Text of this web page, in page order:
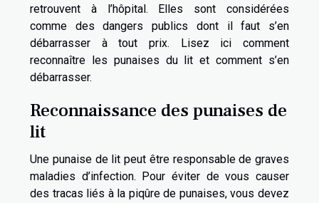
retrouvent à l’hôpital. Elles sont considérées
comme des dangers publics dont il faut s’en
débarrasser à tout prix. Lisez ici comment
reconnaître les punaises du lit et comment s’en
débarrasser.
Reconnaissance des punaises de
lit
Une punaise de lit peut être responsable de graves
maladies d’infection. Pour éviter de vous causer
des tracas liés à la piqûre de punaises, vous devez